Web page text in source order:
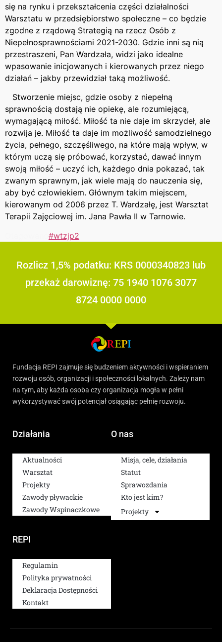
się na rynku i przekształcenia części działalności
Warsztatu w przedsiębiorstwo społeczne – co będzie
zgodne z rządową Strategią na rzecz Osób z
Niepełnosprawnościami 2021-2030. Gdzie inni są nią
przestraszeni, Pan Wardzała, widzi jako idealne
wpasowanie inicjowanych i kierowanych przez niego
działań – jakby przewidział taką możliwość.
Stworzenie miejsc, gdzie osoby z niepełną
sprawnością dostają nie opiekę, ale rozumiejącą,
wymagającą miłość. Miłość ta nie daje im skrzydeł, ale
rozwija je. Miłość ta daje im możliwość samodzielnego
życia, pełnego, szczęśliwego, na które mają wpływ, w
którym uczą się próbować, korzystać, dawać innym
swoją miłość – uczyć ich, każdego dnia pokazać, tak
zwanym sprawnym, jak wiele mają do nauczenia się,
aby być człowiekiem. Głównym takim miejscem,
kierowanym od 2006 przez T. Wardzałę, jest Warsztat
Terapii Zajęciowej im. Jana Pawła II w Tarnowie.
#wtzjp2
Rozlicz 1,5% podatku: KRS 0000340823 lub
przekaż darowiznę: 75 1940 1076 3077
8724 0000 0000
Fundacja REPI zajmuje się budzeniem aktywności i wspieraniem
rozwoju osób, organizacji i społeczności lokalnych. Zależy nam
na tym, aby każda osoba czy organizacja mogła w pełni
wykorzystywać swój potencjał osiągając pełnię rozwoju.
Działania
Aktualności
Warsztat
Projekty
Zawody pływackie
Zawody Wspinaczkowe
O nas
Misja, cele, działania
Statut
Sprawozdania
Kto jest kim?
Projekty
REPI
Regulamin
Polityka prywatności
Deklaracja Dostępności
Kontakt